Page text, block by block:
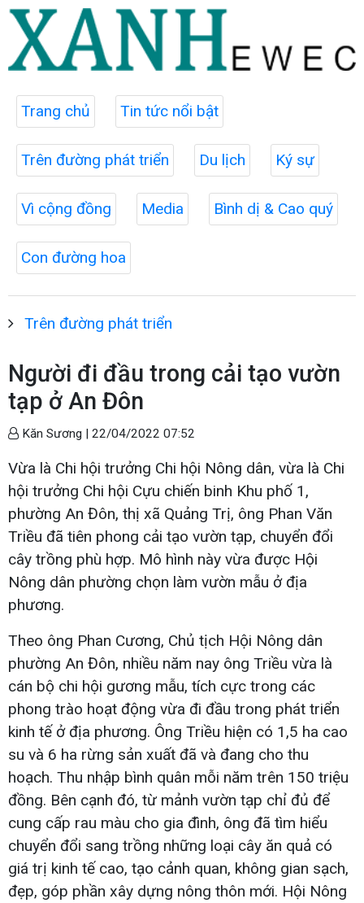
Trang chủ Tin tức nổi bật
Trên đường phát triển Du lịch Ký sự
Vì cộng đồng Media Bình dị & Cao quý
Con đường hoa
Trên đường phát triển
Người đi đầu trong cải tạo vườn
tạp ở An Đôn
Kăn Sương | 22/04/2022 07:52
Vừa là Chi hội trưởng Chi hội Nông dân, vừa là Chi
hội trưởng Chi hội Cựu chiến binh Khu phố 1,
phường An Đôn, thị xã Quảng Trị, ông Phan Văn
Triều đã tiên phong cải tạo vườn tạp, chuyển đổi
cây trồng phù hợp. Mô hình này vừa được Hội
Nông dân phường chọn làm vườn mẫu ở địa
phương.
Theo ông Phan Cương, Chủ tịch Hội Nông dân
phường An Đôn, nhiều năm nay ông Triều vừa là
cán bộ chi hội gương mẫu, tích cực trong các
phong trào hoạt động vừa đi đầu trong phát triển
kinh tế ở địa phương. Ông Triều hiện có 1,5 ha cao
su và 6 ha rừng sản xuất đã và đang cho thu
hoạch. Thu nhập bình quân mỗi năm trên 150 triệu
đồng. Bên cạnh đó, từ mảnh vườn tạp chỉ đủ để
cung cấp rau màu cho gia đình, ông đã tìm hiểu
chuyển đổi sang trồng những loại cây ăn quả có
giá trị kinh tế cao, tạo cảnh quan, không gian sạch,
đẹp, góp phần xây dựng nông thôn mới. Hội Nông